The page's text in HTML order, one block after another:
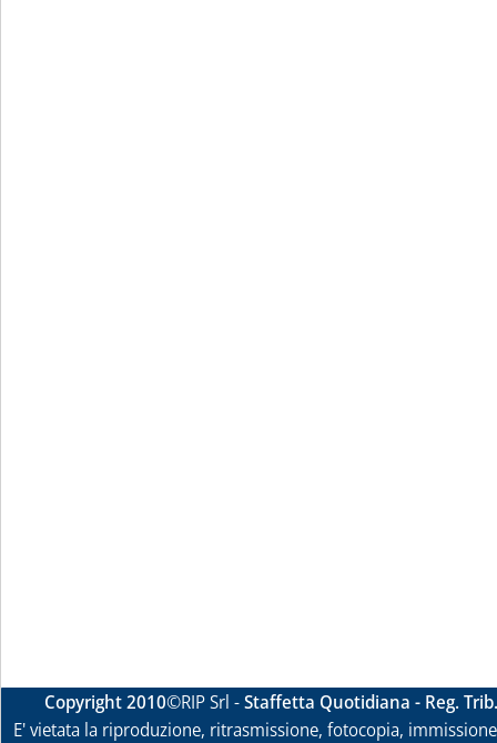
Copyright 2010©RIP Srl -Staffetta Quotidiana - Reg.
E' vietata la riproduzione, ritrasmissione, fotocopia,